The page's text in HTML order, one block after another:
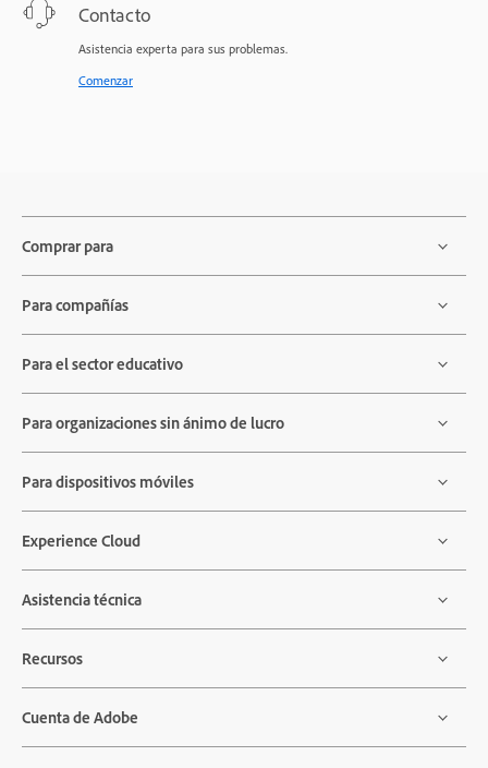
Contacto
Asistencia experta para sus problemas.
Comenzar
Comprar para
Para compañías
Para el sector educativo
Para organizaciones sin ánimo de lucro
Para dispositivos móviles
Experience Cloud
Asistencia técnica
Recursos
Cuenta de Adobe